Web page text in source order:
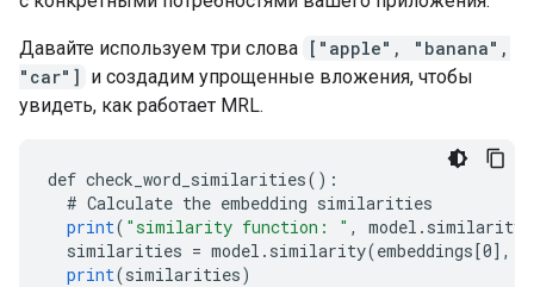
Давайте используем три слова ["apple", "banana",
"car"] и создадим упрощенные вложения, чтобы
увидеть, как работает MRL.
def check_word_similarities() :
# Calculate the embedding similarities
print( "similarity function: " , model .
similarities = model . similarity(embeddings[0] ,
print(similarities)